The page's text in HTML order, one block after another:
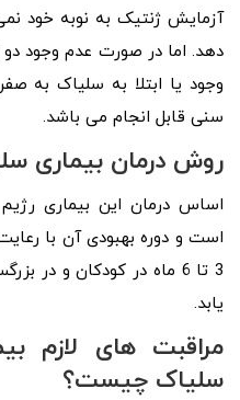
آزمایش ژنتیک به نوبه خود
وجود یا ابتلا به سلیاک به
سنی قابل انجام می‌ باشد.
روش درمان بیماری
اساس درمان این بیماری
است و دوره بهبودی آن با
یابد.
مراقبت های لازم
سلیاک چیست؟